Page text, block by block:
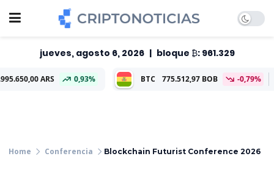
jueves, agosto 6, 2026 | bloque ₿: 961.329
0,93% BTC 775.512,97 BOB -0,79% ETH
Conferencia Blockchain Futurist Conference 2026